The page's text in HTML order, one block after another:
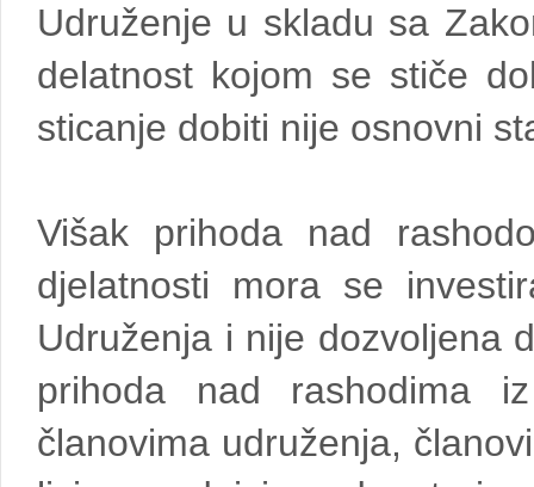
Udruženje u skladu sa
delatnost kojom se stiče
sticanje dobiti nije osnovni
Višak prihoda nad
djelatnosti mora se
Udruženja i nije dozvoljena
prihoda nad rashodima
članovima udruženja,